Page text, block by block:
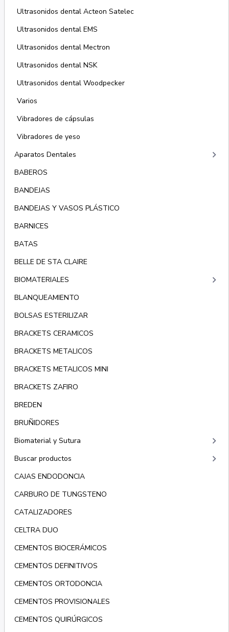
Ultrasonidos dental Acteon Satelec
Ultrasonidos dental EMS
Ultrasonidos dental Mectron
Ultrasonidos dental NSK
Ultrasonidos dental Woodpecker
Varios
Vibradores de cápsulas
Vibradores de yeso
Aparatos Dentales
keyboard_arrow_right
BABEROS
BANDEJAS
BANDEJAS Y VASOS PLÁSTICO
BARNICES
BATAS
BELLE DE STA CLAIRE
BIOMATERIALES
keyboard_arrow_right
BLANQUEAMIENTO
BOLSAS ESTERILIZAR
BRACKETS CERAMICOS
BRACKETS METALICOS
BRACKETS METALICOS MINI
BRACKETS ZAFIRO
BREDEN
BRUÑIDORES
Biomaterial y Sutura
keyboard_arrow_right
Buscar productos keyboard_arrow_right
CAJAS ENDODONCIA
CARBURO DE TUNGSTENO
CATALIZADORES
CELTRA DUO
CEMENTOS BIOCERÁMICOS
CEMENTOS DEFINITIVOS
CEMENTOS ORTODONCIA
CEMENTOS PROVISIONALES
CEMENTOS QUIRÚRGICOS